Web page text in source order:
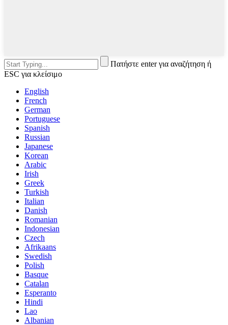
Πατήστε enter για αναζήτηση ή
ESC για κλείσιμο
English
French
German
Portuguese
Spanish
Russian
Japanese
Korean
Arabic
Irish
Greek
Turkish
Italian
Danish
Romanian
Indonesian
Czech
Afrikaans
Swedish
Polish
Basque
Catalan
Esperanto
Hindi
Lao
Albanian